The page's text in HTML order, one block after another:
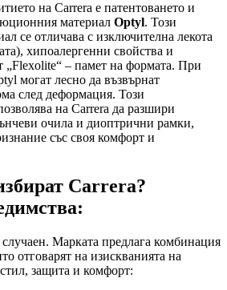
на Carrera е патентоването и
материал Optyl. Този
се отличава с изключителна лекота
хипоалергенни свойства и
„Flexolite“ – памет на формата. При
могат лесно да възвърнат
след деформация. Този
на Carrera да разшири
очила и диоптрични рамки,
със своя комфорт и
Carrera?
Марката предлага комбинация
отговарят на изискванията на
защита и комфорт: